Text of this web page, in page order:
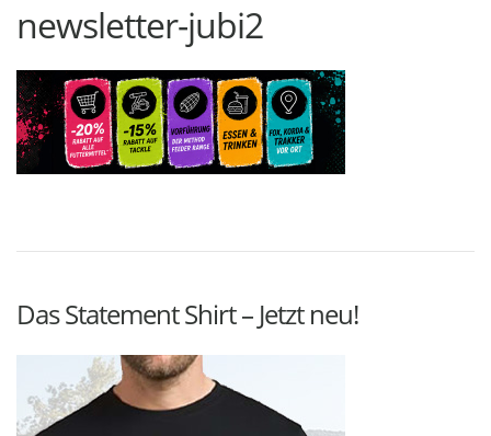
newsletter-jubi2
Das Statement Shirt – Jetzt neu!